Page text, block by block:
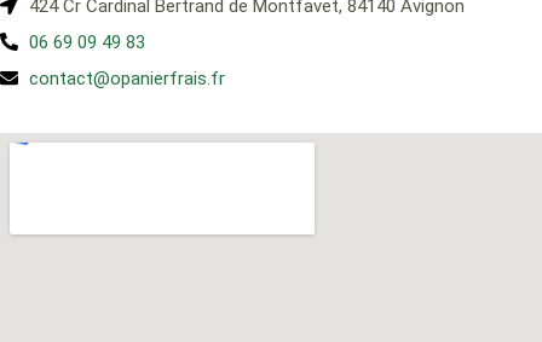
424 Cr Cardinal Bertrand de Montfavet, 84140 Avignon
06 69 09 49 83
contact@opanierfrais.fr